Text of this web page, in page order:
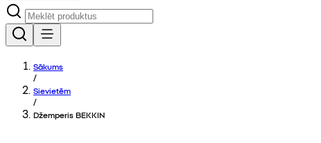
Sākums
/
Sievietēm
/
Džemperis BEKKIN